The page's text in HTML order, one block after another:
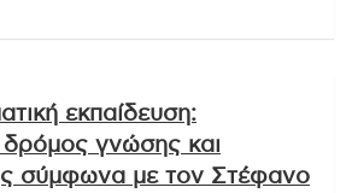
εκπαίδευση:
γνώσης και
σύμφωνα με τον Στέφανο